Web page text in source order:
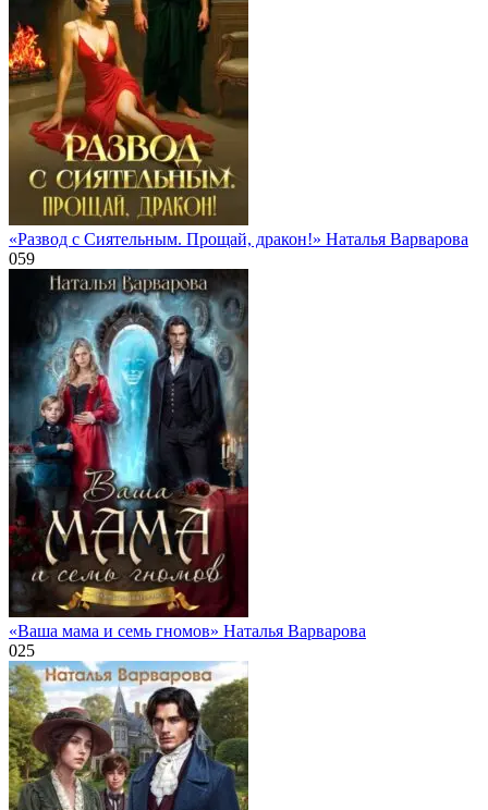
«Развод с Сиятельным. Прощай, дракон!» Наталья Варварова
059
«Ваша мама и семь гномов» Наталья Варварова
025